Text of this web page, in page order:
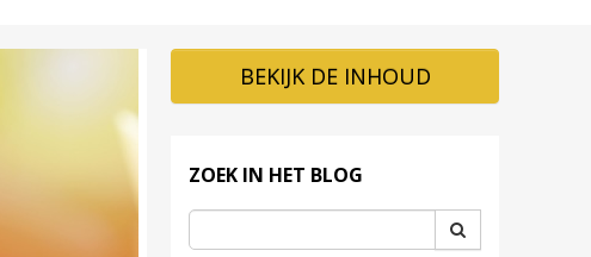
BEKIJK DE INHOUD
ZOEK IN HET BLOG